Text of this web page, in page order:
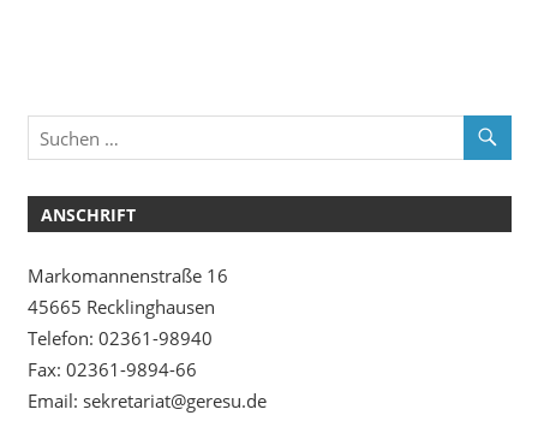
ANSCHRIFT
Markomannenstraße 16
45665 Recklinghausen
Telefon: 02361-98940
Fax: 02361-9894-66
Email: sekretariat@geresu.de